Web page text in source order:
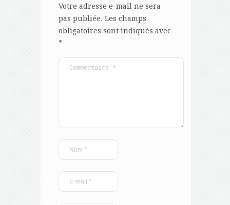
Votre adresse e-mail ne sera
pas publiée. Les champs
obligatoires sont indiqués avec
*